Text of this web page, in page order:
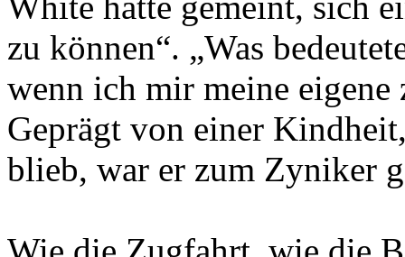
zu können“. „Was
wenn ich mir meine eigene
Geprägt von einer
blieb, war er zum Zyniker